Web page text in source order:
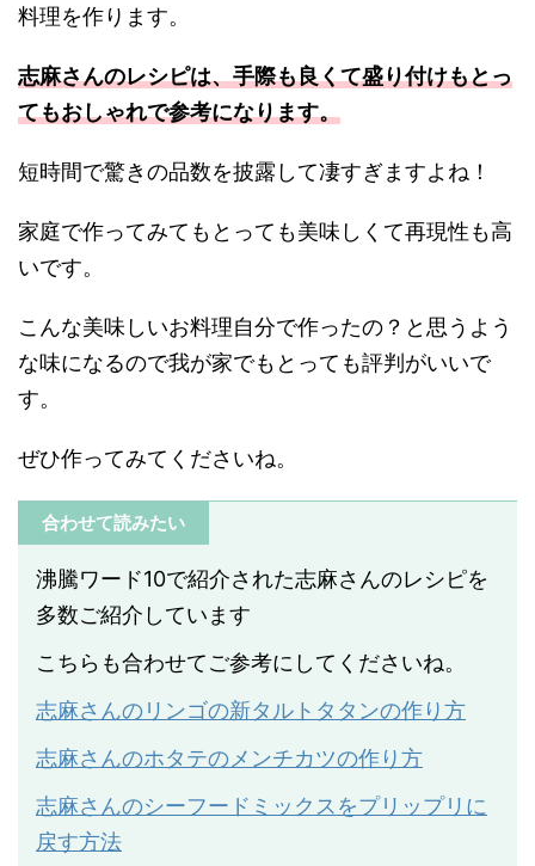
料理を作ります。
志麻さんのレシピは、手際も良くて盛り付けもとっ
てもおしゃれで参考になります。
短時間で驚きの品数を披露して凄すぎますよね！
家庭で作ってみてもとっても美味しくて再現性も高
いです。
こんな美味しいお料理自分で作ったの？と思うよう
な味になるので我が家でもとっても評判がいいで
す。
ぜひ作ってみてくださいね。
合わせて読みたい
沸騰ワード10で紹介された志麻さんのレシピを
多数ご紹介しています
こちらも合わせてご参考にしてくださいね。
志麻さんのリンゴの新タルトタタンの作り方
志麻さんのホタテのメンチカツの作り方
志麻さんのシーフードミックスをプリップリに
戻す方法